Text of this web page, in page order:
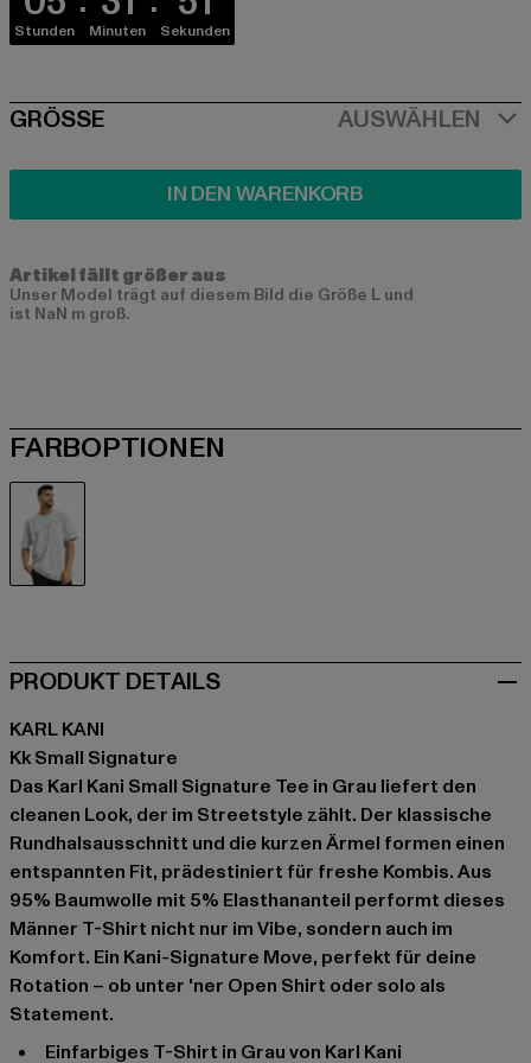
Stunden Minuten Sekunden
SIZE
GRÖSSE AUSWÄHLEN
IN DEN WARENKORB
Artikel fällt größer aus
Unser Model trägt auf diesem Bild die Größe L und
ist NaN m groß.
FARBOPTIONEN
PRODUKT DETAILS
KARL KANI
Kk Small Signature
Das Karl Kani Small Signature Tee in Grau liefert den
cleanen Look, der im Streetstyle zählt. Der klassische
Rundhalsausschnitt und die kurzen Ärmel formen einen
entspannten Fit, prädestiniert für freshe Kombis. Aus
95% Baumwolle mit 5% Elasthananteil performt dieses
Männer T-Shirt nicht nur im Vibe, sondern auch im
Komfort. Ein Kani-Signature Move, perfekt für deine
Rotation – ob unter 'ner Open Shirt oder solo als
Statement.
einfarbiges T-Shirt in Grau von Karl Kani